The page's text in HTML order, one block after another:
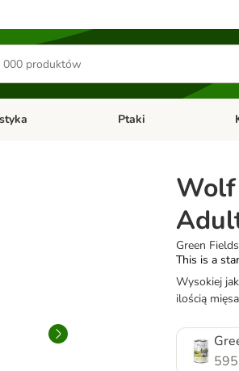
kategorii: Małe zwierzętaOtwórz menu kategorii:
Ptaki
Green
This is a
Wysokiej
ilością